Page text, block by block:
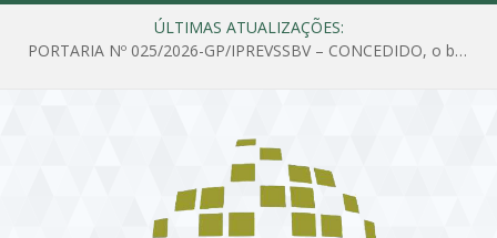
ÚLTIMAS ATUALIZAÇÕES:
PORTARIA Nº 025/2026-GP/IPREVSSBV – CONCEDIDO, o benefício de PENSÃO a MARIA ESTELA DOS SANTOS SOUZA